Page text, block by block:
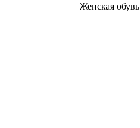
Женcкая обувь